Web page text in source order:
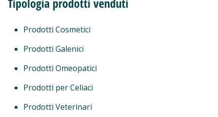
Prodotti Cosmetici
Prodotti Galenici
Prodotti Omeopatici
Prodotti per Celiaci
Prodotti Veterinari